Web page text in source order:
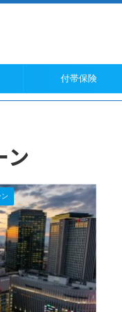
付帯保険
ン